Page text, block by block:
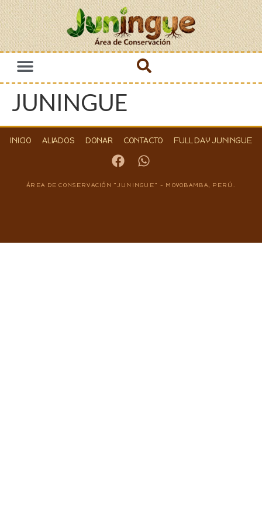
JUNINGUE
INICIO ALIADOS DONAR CONTACTO FULL DAY JUNINGUE
ÁREA DE CONSERVACIÓN "JUNINGUE" - MOYOBAMBA, PERÚ.